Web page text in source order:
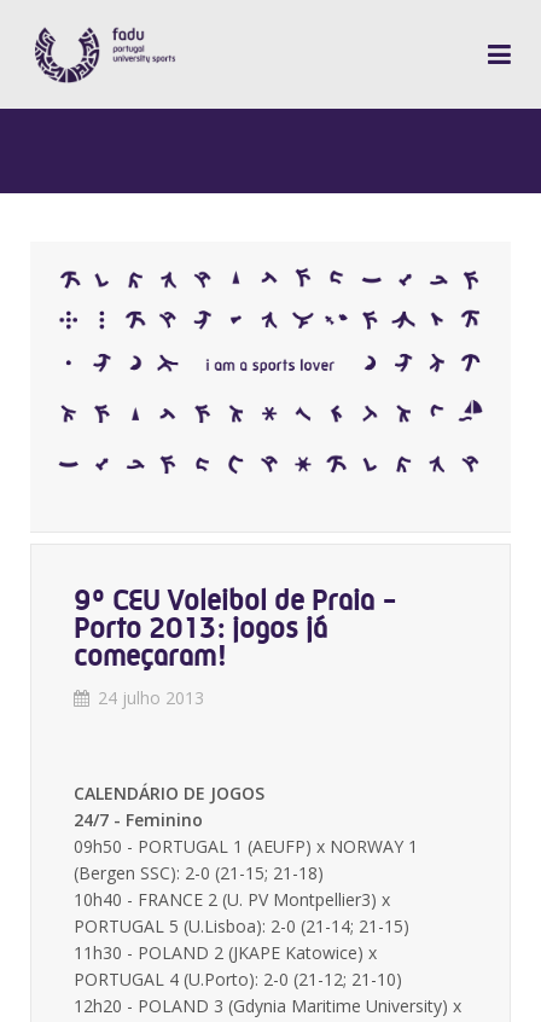
9º CEU Voleibol de Praia -
Porto 2013: jogos já
começaram!
24 julho 2013
CALENDÁRIO DE JOGOS
24/7 - Feminino
09h50 - PORTUGAL 1 (AEUFP) x NORWAY 1
(Bergen SSC): 2-0 (21-15; 21-18)
10h40 - FRANCE 2 (U. PV Montpellier3) x
PORTUGAL 5 (U.Lisboa): 2-0 (21-14; 21-15)
11h30 - POLAND 2 (JKAPE Katowice) x
PORTUGAL 4 (U.Porto): 2-0 (21-12; 21-10)
12h20 - POLAND 3 (Gdynia Maritime University) x